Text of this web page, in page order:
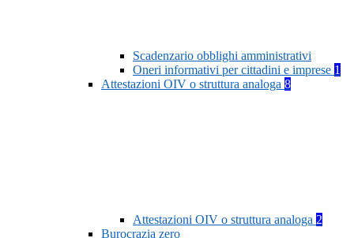
Scadenzario obblighi amministrativi
Oneri informativi per cittadini e imprese 1
Attestazioni OIV o struttura analoga 8
Attestazioni OIV o struttura analoga 2
Burocrazia zero